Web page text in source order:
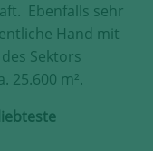
Ebenfalls sehr
Hand mit
Sektors
25.600 m².